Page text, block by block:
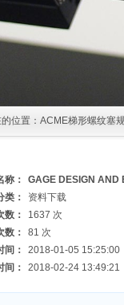
位置： ACME梯形螺纹塞
称：
GAGE DESIGN AND
类：
资料下载
数：
1637 次
数：
81 次
间：
2018-01-05 15:25:00
间：
2018-02-24 13:49:21